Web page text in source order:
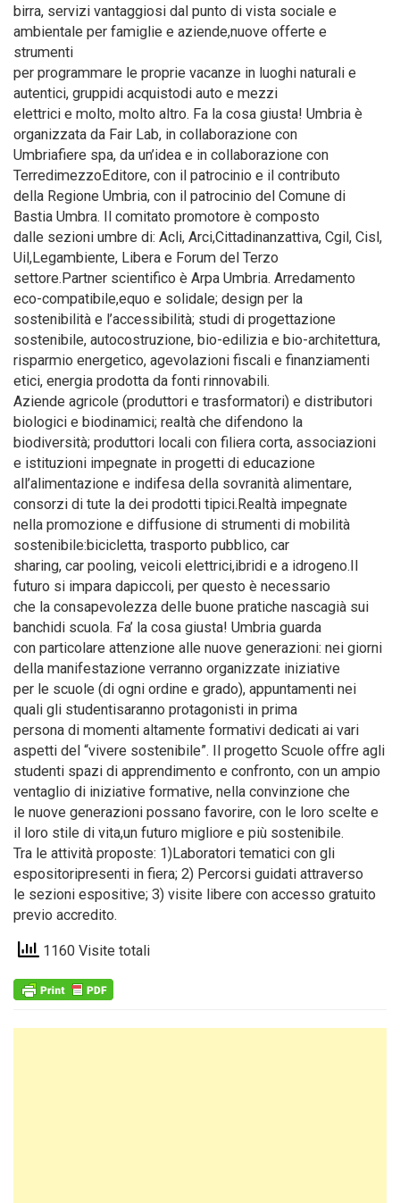
birra, servizi vantaggiosi dal punto di vista sociale e
ambientale per famiglie e aziende,nuove offerte e
strumenti
per programmare le proprie vacanze in luoghi naturali e
autentici, gruppidi acquistodi auto e mezzi
elettrici e molto, molto altro. Fa la cosa giusta! Umbria è
organizzata da Fair Lab, in collaborazione con
Umbriafiere spa, da un’idea e in collaborazione con
TerredimezzoEditore, con il patrocinio e il contributo
della Regione Umbria, con il patrocinio del Comune di
Bastia Umbra. Il comitato promotore è composto
dalle sezioni umbre di: Acli, Arci,Cittadinanzattiva, Cgil, Cisl,
Uil,Legambiente, Libera e Forum del Terzo
settore.Partner scientifico è Arpa Umbria. Arredamento
eco-compatibile,equo e solidale; design per la
sostenibilità e l’accessibilità; studi di progettazione
sostenibile, autocostruzione, bio-edilizia e bio-architettura,
risparmio energetico, agevolazioni fiscali e finanziamenti
etici, energia prodotta da fonti rinnovabili.
Aziende agricole (produttori e trasformatori) e distributori
biologici e biodinamici; realtà che difendono la
biodiversità; produttori locali con filiera corta, associazioni
e istituzioni impegnate in progetti di educazione
all’alimentazione e indifesa della sovranità alimentare,
consorzi di tute la dei prodotti tipici.Realtà impegnate
nella promozione e diffusione di strumenti di mobilità
sostenibile:bicicletta, trasporto pubblico, car
sharing, car pooling, veicoli elettrici,ibridi e a idrogeno.Il
futuro si impara dapiccoli, per questo è necessario
che la consapevolezza delle buone pratiche nascagià sui
banchidi scuola. Fa’ la cosa giusta! Umbria guarda
con particolare attenzione alle nuove generazioni: nei giorni
della manifestazione verranno organizzate iniziative
per le scuole (di ogni ordine e grado), appuntamenti nei
quali gli studentisaranno protagonisti in prima
persona di momenti altamente formativi dedicati ai vari
aspetti del “vivere sostenibile”. Il progetto Scuole offre agli
studenti spazi di apprendimento e confronto, con un ampio
ventaglio di iniziative formative, nella convinzione che
le nuove generazioni possano favorire, con le loro scelte e
il loro stile di vita,un futuro migliore e più sostenibile.
Tra le attività proposte: 1)Laboratori tematici con gli
espositoripresenti in fiera; 2) Percorsi guidati attraverso
le sezioni espositive; 3) visite libere con accesso gratuito
previo accredito.
1160 Visite totali